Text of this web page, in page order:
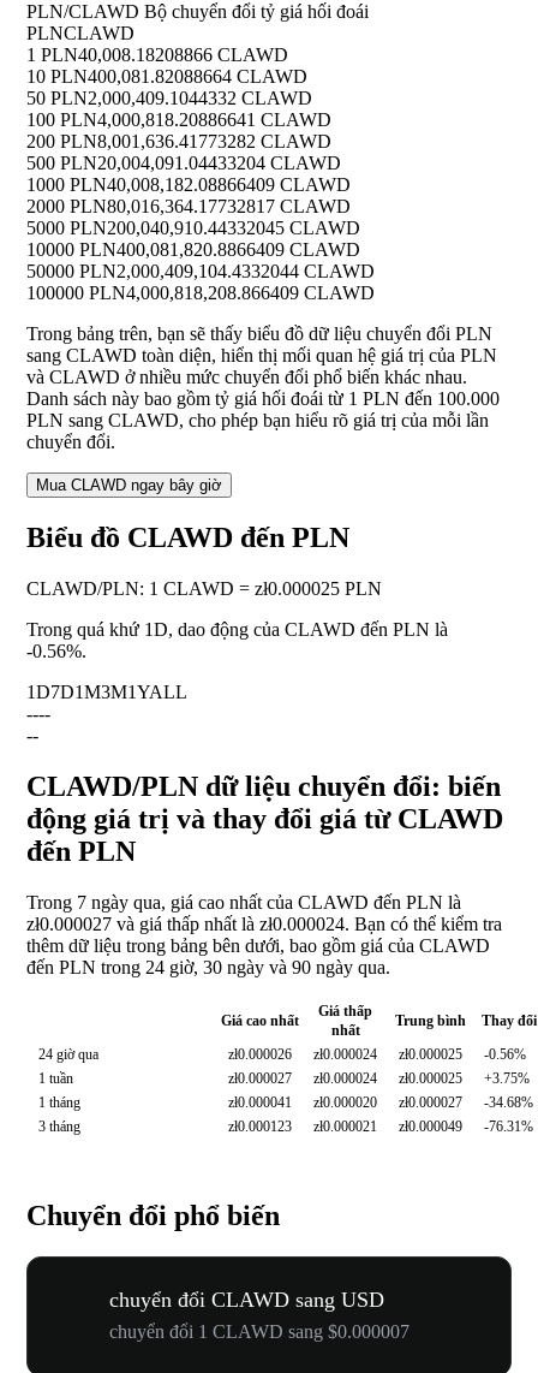
PLN/CLAWD Bộ chuyển đổi tỷ giá hối đoái
PLNCLAWD
1 PLN40,008.18208866 CLAWD
10 PLN400,081.82088664 CLAWD
50 PLN2,000,409.1044332 CLAWD
100 PLN4,000,818.20886641 CLAWD
200 PLN8,001,636.41773282 CLAWD
500 PLN20,004,091.04433204 CLAWD
1000 PLN40,008,182.08866409 CLAWD
2000 PLN80,016,364.17732817 CLAWD
5000 PLN200,040,910.44332045 CLAWD
10000 PLN400,081,820.8866409 CLAWD
50000 PLN2,000,409,104.4332044 CLAWD
100000 PLN4,000,818,208.866409 CLAWD
Trong bảng trên, bạn sẽ thấy biểu đồ dữ liệu chuyển đổi PLN
sang CLAWD toàn diện, hiển thị mối quan hệ giá trị của PLN
và CLAWD ở nhiều mức chuyển đổi phổ biến khác nhau.
Danh sách này bao gồm tỷ giá hối đoái từ 1 PLN đến 100.000
PLN sang CLAWD, cho phép bạn hiểu rõ giá trị của mỗi lần
chuyển đổi.
Mua CLAWD ngay bây giờ
Biểu đồ CLAWD đến PLN
CLAWD/PLN: 1 CLAWD = zł0.000025 PLN
Trong quá khứ 1D, dao động của CLAWD đến PLN là
-0.56%.
1D7D1M3M1YALL
----
--
CLAWD/PLN dữ liệu chuyển đổi: biến
động giá trị và thay đổi giá từ CLAWD
đến PLN
Trong 7 ngày qua, giá cao nhất của CLAWD đến PLN là
zł0.000027 và giá thấp nhất là zł0.000024. Bạn có thể kiểm tra
thêm dữ liệu trong bảng bên dưới, bao gồm giá của CLAWD
đến PLN trong 24 giờ, 30 ngày và 90 ngày qua.
Giá cao nhất
Giá thấp
nhất
Trung bình
Thay đổi
24 giờ qua
zł0.000026 zł0.000024 zł0.000025
-0.56%
1 tuần
zł0.000027 zł0.000024 zł0.000025
+3.75%
1 tháng
zł0.000041 zł0.000020 zł0.000027
-34.68%
3 tháng
zł0.000123 zł0.000021 zł0.000049 -76.31%
Chuyển đổi phổ biến
chuyển đổi CLAWD sang USD
chuyển đổi 1 CLAWD sang $0.000007